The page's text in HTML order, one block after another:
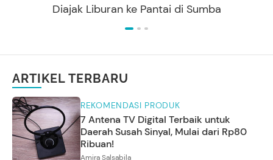
Diajak Liburan ke Pantai di Sumba
ARTIKEL TERBARU
REKOMENDASI PRODUK
7 Antena TV Digital Terbaik untuk
Daerah Susah Sinyal, Mulai dari Rp80
Ribuan!
Amira Salsabila